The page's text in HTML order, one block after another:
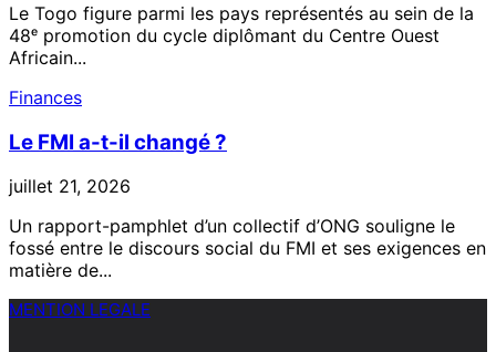
Le Togo figure parmi les pays représentés au sein de la
48ᵉ promotion du cycle diplômant du Centre Ouest
Africain...
Finances
Le FMI a-t-il changé ?
juillet 21, 2026
Un rapport-pamphlet d’un collectif d’ONG souligne le
fossé entre le discours social du FMI et ses exigences en
matière de...
MENTION LEGALE